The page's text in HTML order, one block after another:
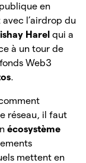
en
l’airdrop du
Harel qui a
à un tour de
Web3
.
réseau, il faut
écosystème
mettent en